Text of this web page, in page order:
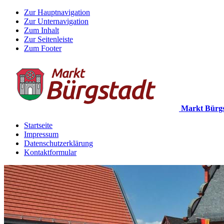
Zur Hauptnavigation
Zur Unternavigation
Zum Inhalt
Zur Seitenleiste
Zum Footer
Markt
Startseite
Impressum
Datenschutzerklärung
Kontaktformular